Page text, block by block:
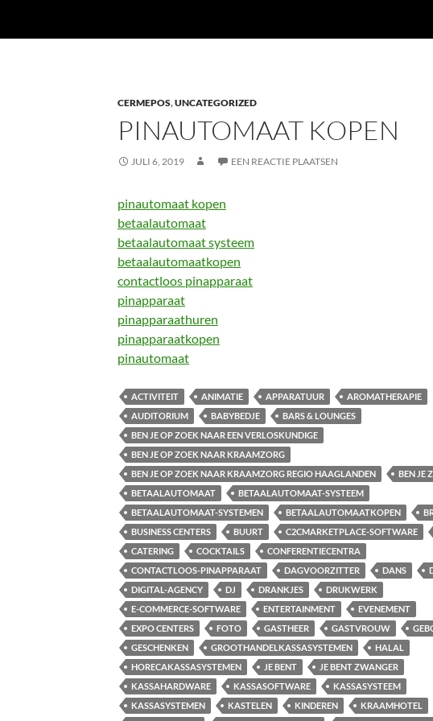
CERMEPOS,UNCATEGORIZED
PINAUTOMAAT KOPEN
JULI 6, 2019 EEN REACTIE PLAATSEN
pinautomaat kopen
betaalautomaat
betaalautomaat systeem
betaalautomaatkopen
contactloos pinapparaat
pinapparaat
pinapparaathuren
pinapparaatkopen
pinautomaat
ACTIVITEIT ANIMATIE APPARATUUR
AROMATHERAPIE
AUDITORIUM
BABYBEDJE
BARS & LOUNGES
BEN JE OP ZOEK NAAR EEN VERLOSKUNDIGE
BEN JE OP ZOEK NAAR KRAAMZORG
BEN JE OP ZOEK NAAR KRAAMZORG REGIO HAAGLANDEN
BEN JE
BETAALAUTOMAAT
BETAALAUTOMAAT-SYSTEEM
BETAALAUTOMAAT-SYSTEMEN
BETAALAUTOMAATKOPEN
BUSINESS CENTERS
BUURT
C2CMARKETPLACE-SOFTWARE
CATERING
COCKTAILS
CONFERENTIECENTRA
CONTACTLOOS-PINAPPARAAT
DAGVOORZITTER DANS
DIGITAL-AGENCY
DJ DRANKJES
DRUKWERK
E-COMMERCE-SOFTWARE
ENTERTAINMENT
EVENEMENT
EXPO CENTERS
FOTO GASTHEER GASTVROUW
GESCHENKEN
GROOTHANDELKASSASYSTEMEN
HALAL
HORECAKASSASYSTEMEN
JE BENT
JE BENT ZWANGER
KASSAHARDWARE
KASSASOFTWARE
KASSASYSTEEM
KASSASYSTEMEN
KASTELEN KINDEREN
KRAAMHOTEL